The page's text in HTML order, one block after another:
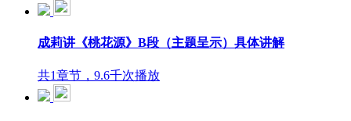
成莉讲《桃花源》B段（主题呈示）具体讲解
共1章节，9.6千次播放